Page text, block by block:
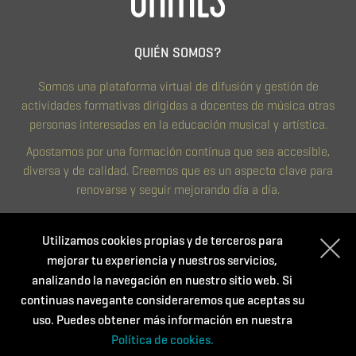
QUIÉN SOMOS?
Somos una plataforma virtual de difusión y gestión de
actividades formativas dirigidas a docentes de música otras
personas interesadas en la educación musical y artística.
Apostamos por una formación contínua que sea accesible,
diversa y de calidad. Creemos que es un aspecto clave para
renovarse y seguir mejorando día a día.
CONTACTO
Política de privacidad
Condiciones de compra
Política de cookies
Utilizamos cookies propias y de terceros para
mejorar tu experiencia y nuestros servicios,
analizando la navegación en nuestro sitio web. Si
continuas navegante consideraremos que aceptas su
uso. Puedes obtener más información en nuestra
Política de cookies.